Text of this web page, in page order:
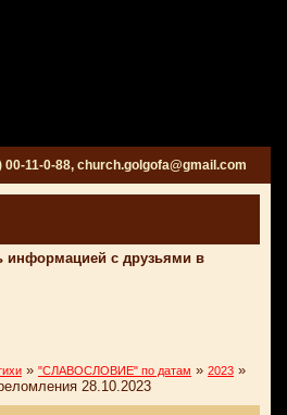
00-11-0-88, church.golgofa@gmail.com
информацией с друзьями в
» "СЛАВОСЛОВИЕ" по датам » 2023 »
28.10.2023